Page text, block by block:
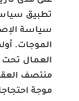
تطبيق
سياسة
الموجات.
العمال
منتصف العقد
موجة